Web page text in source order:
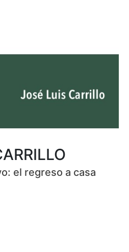
el regreso a casa